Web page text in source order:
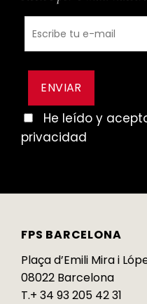
He leído y
privacidad
FPS BARCELONA
Plaça d’Emili Mira i
08022 Barcelona
T.+ 34 93 205 42 31